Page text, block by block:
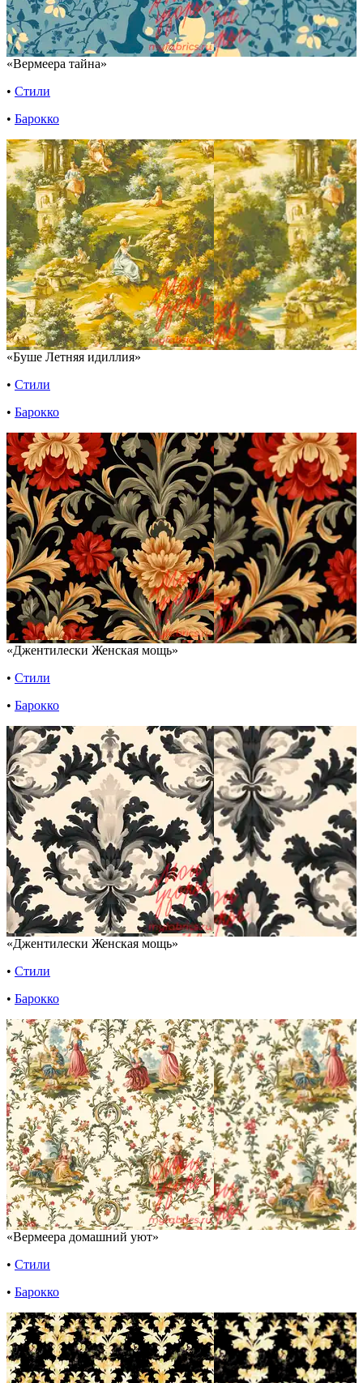
«Вермеера тайна»
• Стили
• Барокко
«Буше Летняя идиллия»
• Стили
• Барокко
«Джентилески Женская мощь»
• Стили
• Барокко
«Джентилески Женская мощь»
• Стили
• Барокко
«Вермеера домашний уют»
• Стили
• Барокко